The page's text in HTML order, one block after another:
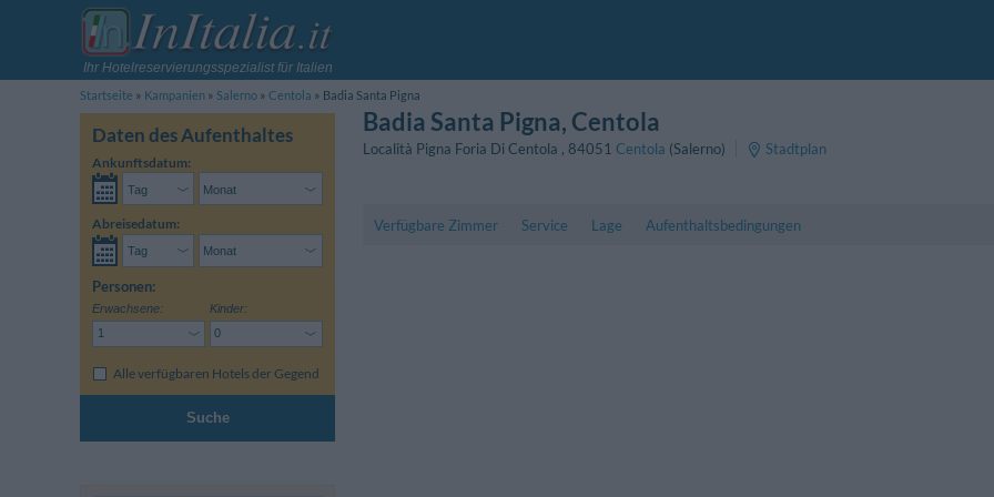
Ihr Hotelreservierungsspezialist für Italien
Startseite
Kampanien Salerno Centola Badia Santa Pigna
Daten des Aufenthaltes
Ankunftsdatum:
Abreisedatum:
Personen:
Erwachsene: Kinder:
Alle verfügbaren Hotels der Gegend
Suche
Badia Santa Pigna, Centola
Località Pigna Foria Di Centola , 84051 Centola (Salerno) Stadtplan
Verfügbare Zimmer Service Lage Aufenthaltsbedingungen